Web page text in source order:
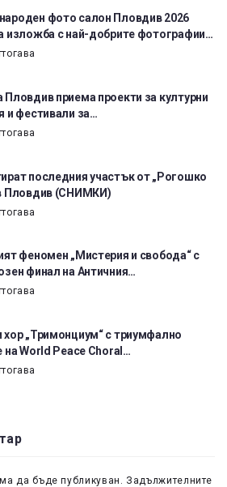
фото салон Пловдив 2026
изложба с най-добрите фотографии…
приема проекти за културни
и фестивали за…
последния участък от „Рогошко
Пловдив (СНИМКИ)
феномен „Мистерия и свобода“ с
финал на Античния…
„Тримонциум“ с триумфално
на World Peace Choral…
да бъде публикуван. Задължителните